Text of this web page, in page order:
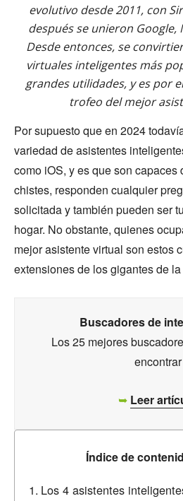
evolutivo desde 2011, con
después se unieron Google,
Desde entonces, se
virtuales inteligentes más
grandes utilidades, y es por
trofeo del mejor
Por supuesto que en 2024
variedad de asistentes
como iOS, y es que son capaces
chistes, responden cualquier
solicitada y también pueden ser
hogar. No obstante, quienes
mejor asistente virtual son estos
extensiones de los gigantes de
Buscadores de
Los 25 mejores
encontrar
➥ Leer
Índice de
Los 4 asistentes